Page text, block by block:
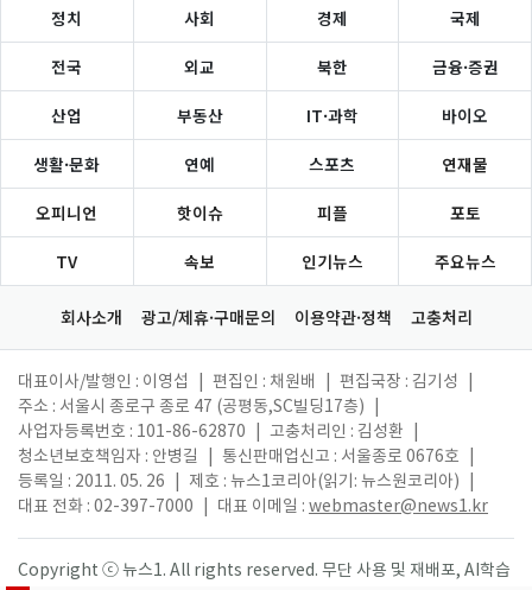
정치 사회 경제 국제
전국 외교 북한 금융·증권
산업 부동산 IT·과학 바이오
생활·문화 연예 스포츠 연재물
오피니언 핫이슈 피플 포토
TV 속보 인기뉴스 주요뉴스
회사소개 광고/제휴·구매문의 이용약관·정책 고충처리
대표이사/발행인 : 이영섭 편집인 : 채원배 편집국장 : 김기성
주소 : 서울시 종로구 종로 47 (공평동,SC빌딩17층)
사업자등록번호 : 101-86-62870
고충처리인 : 김성환
청소년보호책임자 : 안병길
통신판매업신고 : 서울종로 0676호
등록일 : 2011. 05. 26
제호 : 뉴스1코리아(읽기: 뉴스원코리아)
대표 전화 : 02-397-7000
대표 이메일 : webmaster@news1.kr
Copyright ⓒ 뉴스1. All rights reserved. 무단 사용 및 재배포, AI학습